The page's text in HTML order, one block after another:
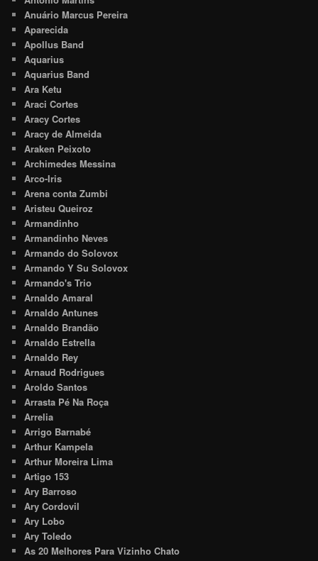
Anuário Marcus Pereira
Aparecida
Apollus Band
Aquarius
Aquarius Band
Ara Ketu
Araci Cortes
Aracy Cortes
Aracy de Almeida
Araken Peixoto
Archimedes Messina
Arco-Iris
Arena conta Zumbi
Aristeu Queiroz
Armandinho
Armandinho Neves
Armando do Solovox
Armando Y Su Solovox
Armando's Trio
Arnaldo Amaral
Arnaldo Antunes
Arnaldo Brandão
Arnaldo Estrella
Arnaldo Rey
Arnaud Rodrigues
Aroldo Santos
Arrasta Pé Na Roça
Arrelia
Arrigo Barnabé
Arthur Kampela
Arthur Moreira Lima
Artigo 153
Ary Barroso
Ary Cordovil
Ary Lobo
Ary Toledo
As 20 Melhores Para Vizinho Chato